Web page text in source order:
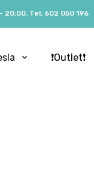
20:00. Tel. 602 050 196
❗️Outlet❗️